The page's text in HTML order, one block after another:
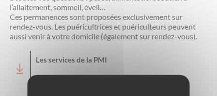
l’allaitement, sommeil, éveil…
Ces permanences sont proposées exclusivement sur
rendez-vous. Les puéricultrices et puériculteurs peuvent
aussi venir à votre domicile (également sur rendez-vous).
Les services de la PMI